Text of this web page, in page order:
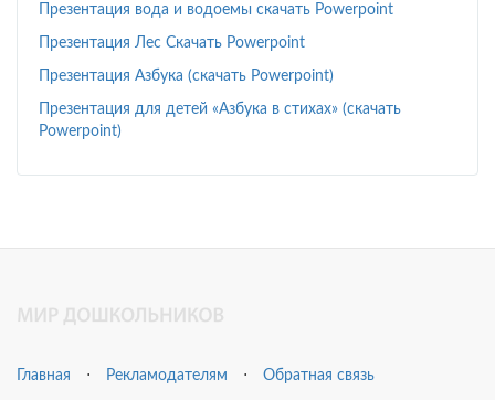
Презентация вода и водоемы скачать Powerpoint
Презентация Лес Скачать Powerpoint
Презентация Азбука (скачать Powerpoint)
Презентация для детей «Азбука в стихах» (скачать
Powerpoint)
Главная ⋅ Рекламодателям ⋅ Обратная связь